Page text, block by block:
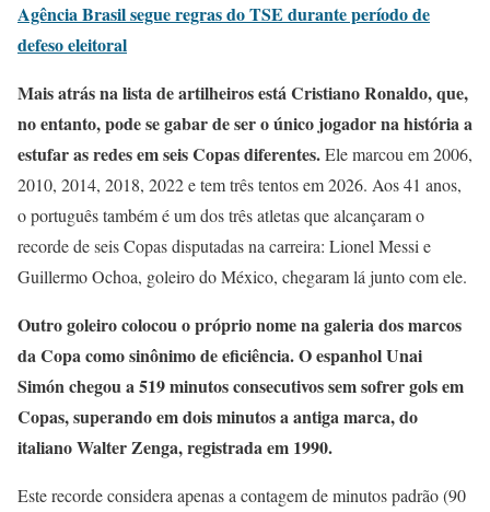
Agência Brasil segue regras do TSE durante período de
defeso eleitoral
Mais atrás na lista de artilheiros está Cristiano Ronaldo, que,
no entanto, pode se gabar de ser o único jogador na história a
estufar as redes em seis Copas diferentes.Ele marcou em 2006,
2010, 2014, 2018, 2022 e tem três tentos em 2026. Aos 41 anos,
o português também é um dos três atletas que alcançaram o
recorde de seis Copas disputadas na carreira: Lionel Messi e
Guillermo Ochoa, goleiro do México, chegaram lá junto com ele.
Outro goleiro colocou o próprio nome na galeria dos marcos
da Copa como sinônimo de eficiência. O espanhol Unai
Simón chegou a 519 minutos consecutivos sem sofrer gols em
Copas, superando em dois minutos a antiga marca, do
italiano Walter Zenga, registrada em 1990.
Este recorde considera apenas a contagem de minutos padrão (90